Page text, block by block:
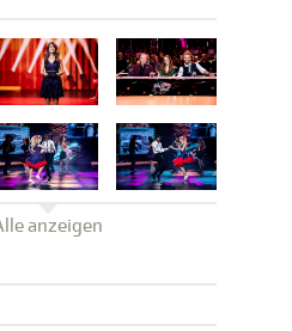
anzeigen